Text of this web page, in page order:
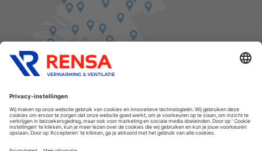
Cookies
Privacyverklaring